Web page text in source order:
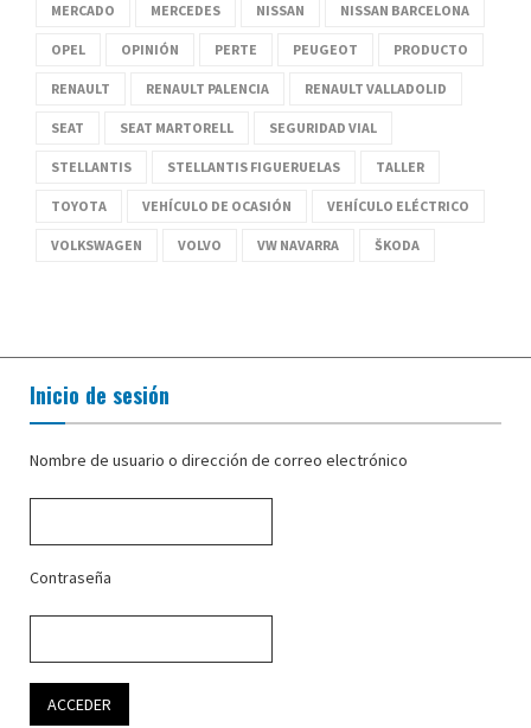
MERCADO MERCEDES NISSAN NISSAN BARCELONA
OPEL OPINIÓN PERTE PEUGEOT PRODUCTO
RENAULT RENAULT PALENCIA RENAULT VALLADOLID
SEAT SEAT MARTORELL SEGURIDAD VIAL
STELLANTIS STELLANTIS FIGUERUELAS TALLER
TOYOTA VEHÍCULO DE OCASIÓN VEHÍCULO ELÉCTRICO
VOLKSWAGEN VOLVO VW NAVARRA ŠKODA
Inicio de sesión
Nombre de usuario o dirección de correo electrónico
Contraseña